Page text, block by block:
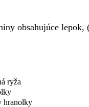
obsahujúce lepok,
ryža
hranolky